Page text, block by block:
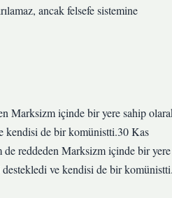
ancak felsefe sistemine
Marksizm içinde bir yere sahip
kendisi de bir komünistti.30 Kas
reddeden Marksizm içinde bir yere
ve kendisi de bir